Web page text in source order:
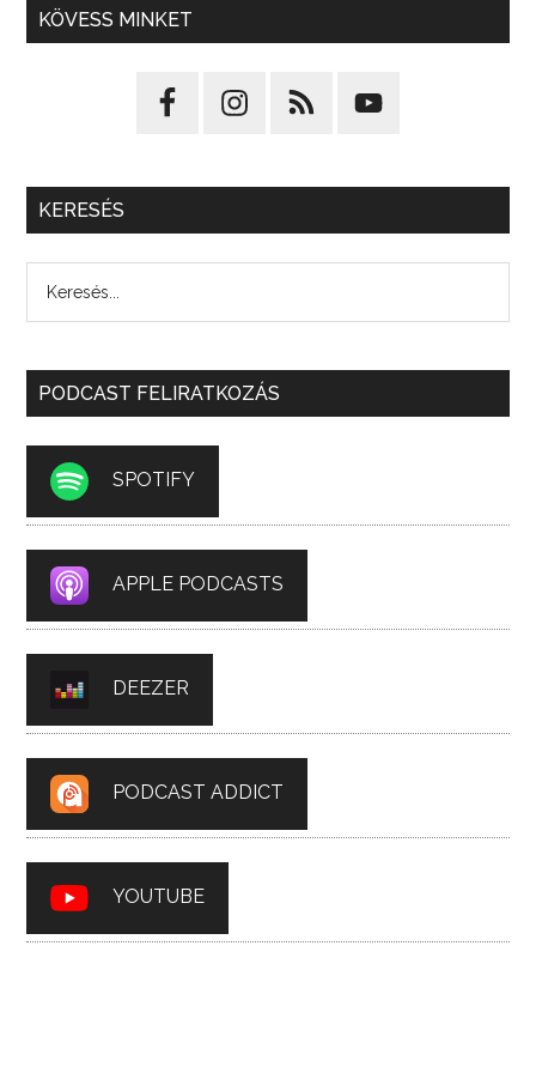
KÖVESS MINKET
KERESÉS
PODCAST FELIRATKOZÁS
SPOTIFY
APPLE PODCASTS
DEEZER
PODCAST ADDICT
YOUTUBE